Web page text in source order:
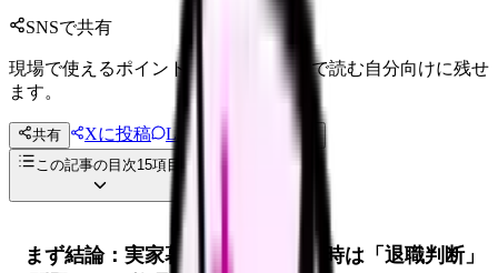
SNSで共有
現場で使えるポイントを、同僚やあとで読む自分向けに残せ
ます。
共有 Xに投稿 LINE
投稿文コピー
この記事の目次15項目
まず結論：実家暮らしで辞めたい時は「退職判断」